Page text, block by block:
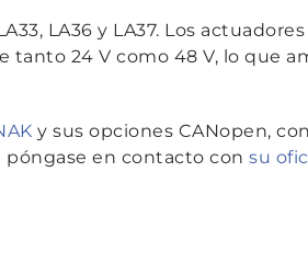
LA36 y LA37. Los
tanto 24 V como 48 V, lo que
y sus opciones CANopen,
póngase en contacto con su